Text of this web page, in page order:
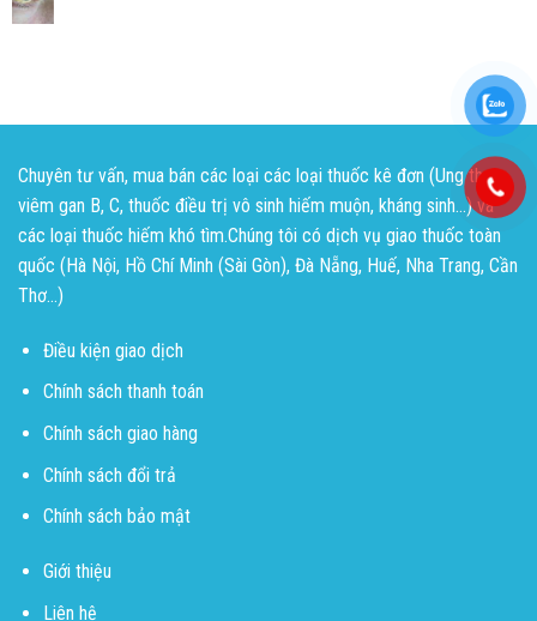
Chuyên tư vấn, mua bán các loại các loại thuốc kê đơn (Ung thư,
viêm gan B, C, thuốc điều trị vô sinh hiếm muộn, kháng sinh...) và
các loại thuốc hiếm khó tìm.Chúng tôi có dịch vụ giao thuốc toàn
quốc (Hà Nội, Hồ Chí Minh (Sài Gòn), Đà Nẵng, Huế, Nha Trang, Cần
Thơ...)
Điều kiện giao dịch
Chính sách thanh toán
Chính sách giao hàng
Chính sách đổi trả
Chính sách bảo mật
Giới thiệu
Liên hệ